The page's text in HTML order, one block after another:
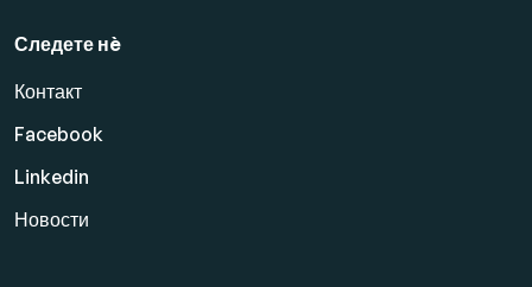
Следете нè
Контакт
Facebook
Linkedin
Новости